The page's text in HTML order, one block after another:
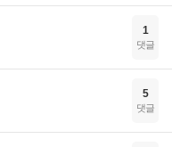
1
댓글
5
댓글